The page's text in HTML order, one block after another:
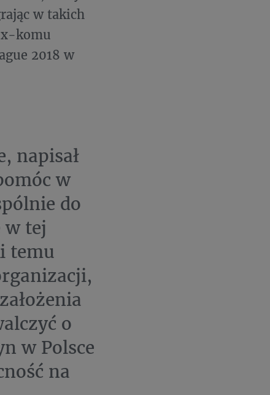
w takich
x-komu
2018 w
napisał
w
do
w tej
temu
o
w Polsce
na